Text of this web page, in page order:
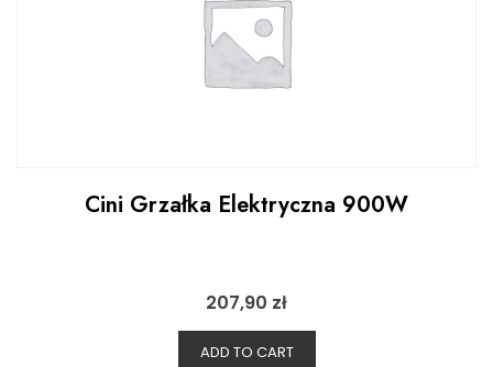
Cini Grzałka Elektryczna 900W
207,90 zł
ADD TO CART